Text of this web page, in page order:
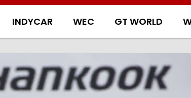
INDYCAR WEC GT WORLD